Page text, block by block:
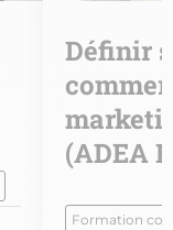
Définir
(ADEA
Formation